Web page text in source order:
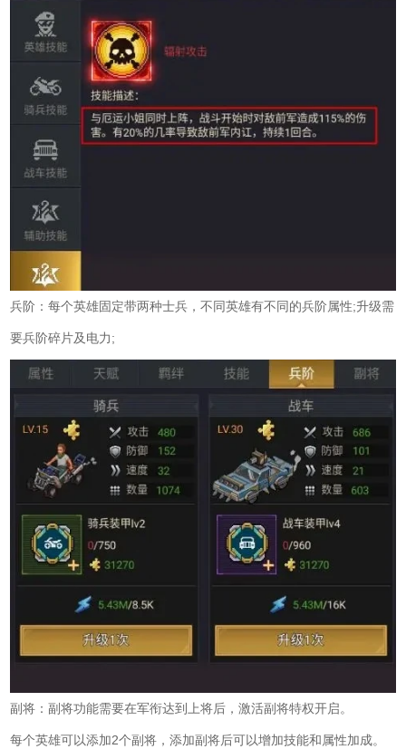
兵阶：每个英雄固定带两种士兵，不同英雄有不同的兵阶属性;升级需
要兵阶碎片及电力;
副将：副将功能需要在军衔达到上将后，激活副将特权开启。
每个英雄可以添加2个副将，添加副将后可以增加技能和属性加成。